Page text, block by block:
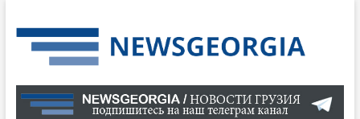
to
content
О